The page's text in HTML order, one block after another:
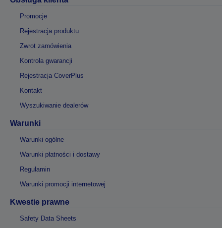
Promocje
Rejestracja produktu
Zwrot zamówienia
Kontrola gwarancji
Rejestracja CoverPlus
Kontakt
Wyszukiwanie dealerów
Warunki
Warunki ogólne
Warunki płatności i dostawy
Regulamin
Warunki promocji internetowej
Kwestie prawne
Safety Data Sheets